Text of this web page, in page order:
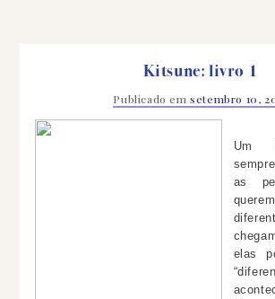
Kitsune: livro 1
Publicado emsetembro 10,
Um
as
elas